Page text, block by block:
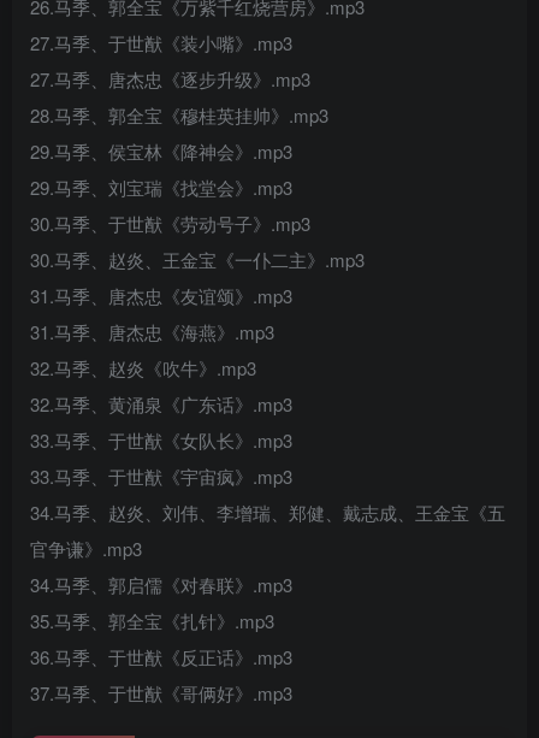
26.马季、郭全宝《万紫千红烧营房》.mp3
27.马季、于世猷《装小嘴》.mp3
27.马季、唐杰忠《逐步升级》.mp3
28.马季、郭全宝《穆桂英挂帅》.mp3
29.马季、侯宝林《降神会》.mp3
29.马季、刘宝瑞《找堂会》.mp3
30.马季、于世猷《劳动号子》.mp3
30.马季、赵炎、王金宝《一仆二主》.mp3
31.马季、唐杰忠《友谊颂》.mp3
31.马季、唐杰忠《海燕》.mp3
32.马季、赵炎《吹牛》.mp3
32.马季、黄涌泉《广东话》.mp3
33.马季、于世猷《女队长》.mp3
33.马季、于世猷《宇宙疯》.mp3
34.马季、赵炎、刘伟、李增瑞、郑健、戴志成、王金宝《五
官争谦》.mp3
34.马季、郭启儒《对春联》.mp3
35.马季、郭全宝《扎针》.mp3
36.马季、于世猷《反正话》.mp3
37.马季、于世猷《哥俩好》.mp3